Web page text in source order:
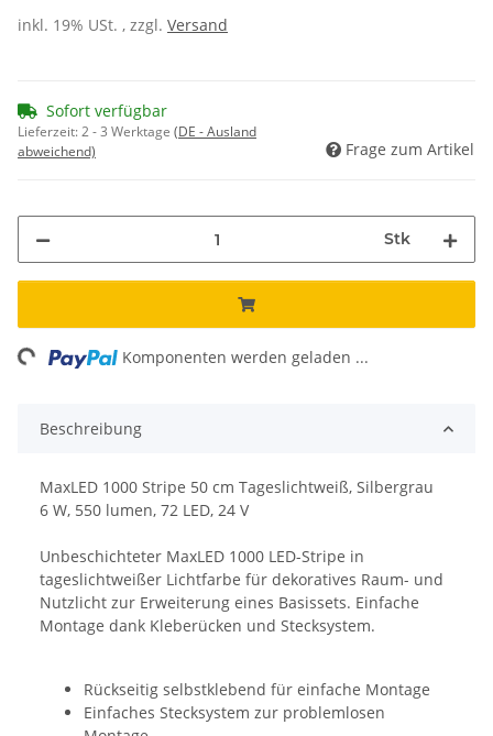
inkl. 19% USt. , zzgl. Versand
Sofort verfügbar
Lieferzeit:2 - 3 Werktage (DE - Ausland
abweichend)
Frage zum Artikel
Stk
Komponenten werden geladen ...
Beschreibung
MaxLED 1000 Stripe 50 cm Tageslichtweiß, Silbergrau
6 W, 550 lumen, 72 LED, 24 V
Unbeschichteter MaxLED 1000 LED-Stripe in
tageslichtweißer Lichtfarbe für dekoratives Raum- und
Nutzlicht zur Erweiterung eines Basissets. Einfache
Montage dank Kleberücken und Stecksystem.
Rückseitig selbstklebend für einfache Montage
Einfaches Stecksystem zur problemlosen